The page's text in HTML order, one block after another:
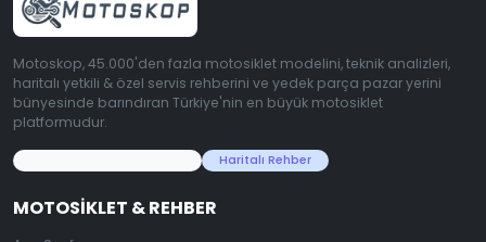
Motoskop, 45.000'den fazla motosiklet modelini, teknik analizleri,
haritalı yetkili & özel servis rehberini ve yedek parça pazar yerini
bünyesinde barındıran Türkiye'nin en büyük motosiklet
platformudur.
Haritalı Rehber
MOTOSIKLET & REHBER